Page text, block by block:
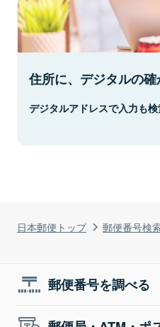
日本郵便トップ 郵便番号検
住所に、デジタルの確
デジタルアドレスで入力も検
郵便番号を調べる